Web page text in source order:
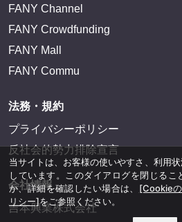
FANY Channel
FANY Crowdfunding
FANY Mall
FANY Commu
法務・規約
プライバシーポリシー
反社会的勢力排除宣言
会社情報
吉本興業株式会社
当サイトは、お客様の使いやすさ、利用
しています。このダイアログを閉じる
か、詳細を確認したい場合は、 [Cookie
リシー]をご参照ください。